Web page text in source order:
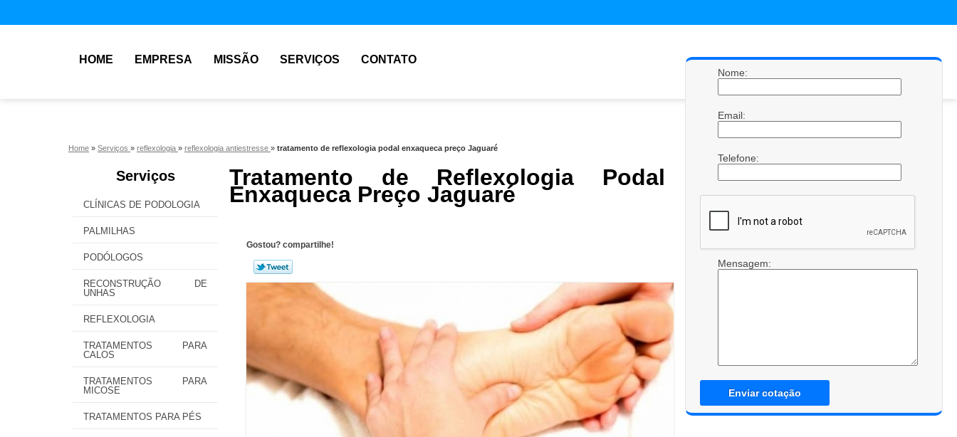
HOME EMPRESA MISSÃO SERVIÇOS CONTATO
Home » Serviços » reflexologia » reflexologia antiestresse » tratamento de reflexologia podal enxaqueca preço Jaguaré
Serviços
CLÍNICAS DE PODOLOGIA
PALMILHAS
PODÓLOGOS
RECONSTRUÇÃO DE
UNHAS
REFLEXOLOGIA
TRATAMENTOS PARA
CALOS
TRATAMENTOS PARA
MICOSE
TRATAMENTOS PARA PÉS
Tratamento de Reflexologia Podal
Enxaqueca Preço Jaguaré
Gostou? compartilhe!
Nome:
Email:
Telefone:
Mensagem:
Enviar cotação